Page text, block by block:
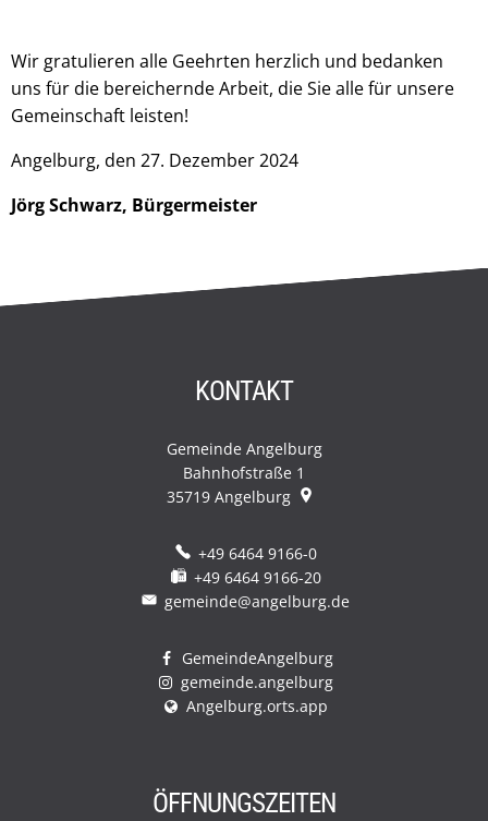
Wir gratulieren alle Geehrten herzlich und bedanken
uns für die bereichernde Arbeit, die Sie alle für unsere
Gemeinschaft leisten!
Angelburg, den 27. Dezember 2024
Jörg Schwarz, Bürgermeister
KONTAKT
Gemeinde Angelburg
Bahnhofstraße 1
35719 Angelburg
+49 6464 9166-0
+49 6464 9166-20
gemeinde@angelburg.de
GemeindeAngelburg
gemeinde.angelburg
Angelburg.orts.app
ÖFFNUNGSZEITEN